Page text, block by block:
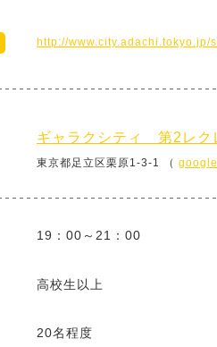
http://www.city.adachi.tokyo.jp/
ギャラクシティ 第2レク
東京都足立区栗原1-3-1 （
19：00～21：00
高校生以上
20名程度